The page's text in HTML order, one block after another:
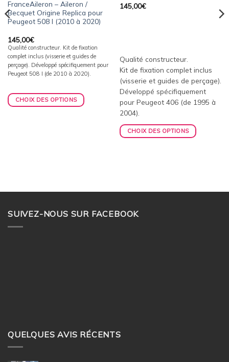
FranceAileron – Aileron /
Becquet Origine Replica pour
Peugeot 508 I (2010 à 2020)
145,00€
Qualité constructeur. Kit de fixation
complet inclus (visserie et guides de
perçage). Développé spécifiquement pour
Peugeot 508 I (de 2010 à 2020).
CHOIX DES OPTIONS
145,00€
Qualité constructeur.
Kit de fixation complet inclus
(visserie et guides de perçage).
Développé spécifiquement
pour Peugeot 406 (de 1995 à
2004).
CHOIX DES OPTIONS
SUIVEZ-NOUS SUR FACEBOOK
QUELQUES AVIS RÉCENTS